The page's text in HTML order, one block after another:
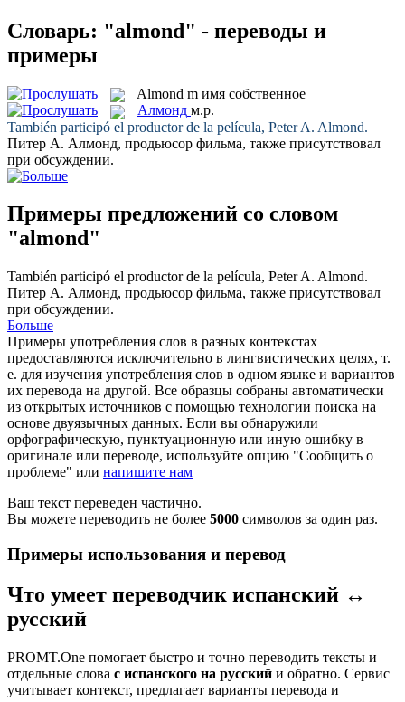
Словарь: "almond" - переводы и
примеры
Almond m имя собственное
Алмонд м.р.
También participó el productor de la película, Peter A. Almond.
Питер А. Алмонд, продьюсор фильма, также присутствовал
при обсуждении.
Примеры предложений со словом
"almond"
También participó el productor de la película, Peter A. Almond.
Питер А. Алмонд, продьюсор фильма, также присутствовал
при обсуждении.
Больше
Примеры употребления слов в разных контекстах
предоставляются исключительно в лингвистических целях, т.
е. для изучения употребления слов в одном языке и вариантов
их перевода на другой. Все образцы собраны автоматически
из открытых источников с помощью технологии поиска на
основе двуязычных данных. Если вы обнаружили
орфографическую, пунктуационную или иную ошибку в
оригинале или переводе, используйте опцию "Сообщить о
проблеме" или напишите нам
Ваш текст переведен частично.
Вы можете переводить не более 5000 символов за один раз.
Примеры использования и перевод
Что умеет переводчик испанский ↔
русский
PROMT.One помогает быстро и точно переводить тексты и
отдельные слова с испанского на русский и обратно. Сервис
учитывает контекст, предлагает варианты перевода и